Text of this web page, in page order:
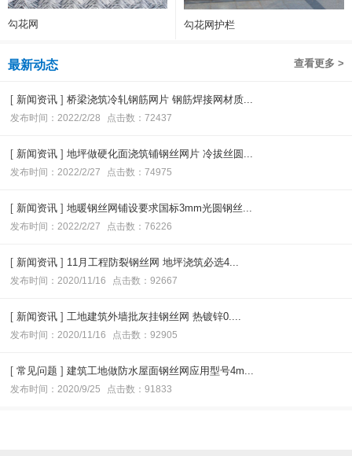
勾花网 勾花网护栏
查看更多 >
最新动态
[ 新闻资讯 ] 桥梁浇筑冷轧钢筋网片 钢筋焊接网材质...
发布时间：2022/2/28 点击数：72437
[ 新闻资讯 ] 地坪做硬化面浇筑铺钢丝网片 冷拔丝圆...
发布时间：2022/2/27 点击数：74975
[ 新闻资讯 ] 地暖钢丝网铺设要求国标3mm光圆钢丝...
发布时间：2022/2/27 点击数：76226
[ 新闻资讯 ] 11月工程防裂钢丝网 地坪浇筑必选4...
发布时间：2020/11/16 点击数：92667
[ 新闻资讯 ] 工地建筑外墙批灰挂钢丝网 热镀锌0....
发布时间：2020/11/16 点击数：92905
[ 常见问题 ] 建筑工地做防水屋面钢丝网应用型号4m...
发布时间：2020/9/25 点击数：91833